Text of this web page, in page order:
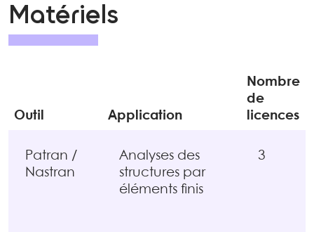
Matériels
Outil Application
Nombre
de
licences
Patran /
Nastran
Analyses des
structures par
éléments finis
3